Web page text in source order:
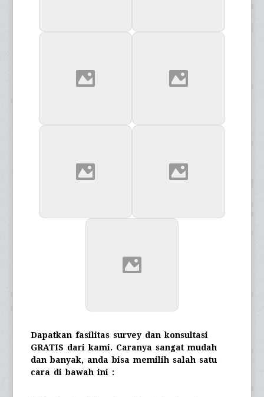
Dapatkan fasilitas survey dan konsultasi
GRATIS dari kami. Caranya sangat mudah
dan banyak, anda bisa memilih salah satu
cara di bawah ini :